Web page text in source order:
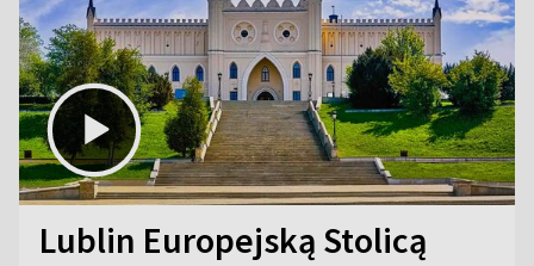
Lublin Europejską Stolicą